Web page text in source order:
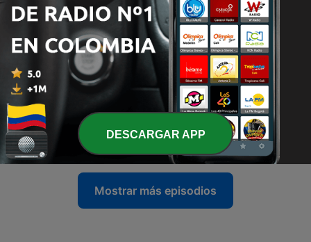
24 ago. 2023
293 - DELFOS TEMP 2 CAP 2
24 ago. 2023
292 - HDM EL PODCAST 04
18 ago. 2023
291 - HDM EL PODCAST 03
17 ago. 2023
Mostrar más episodios
DESCARGAR APP